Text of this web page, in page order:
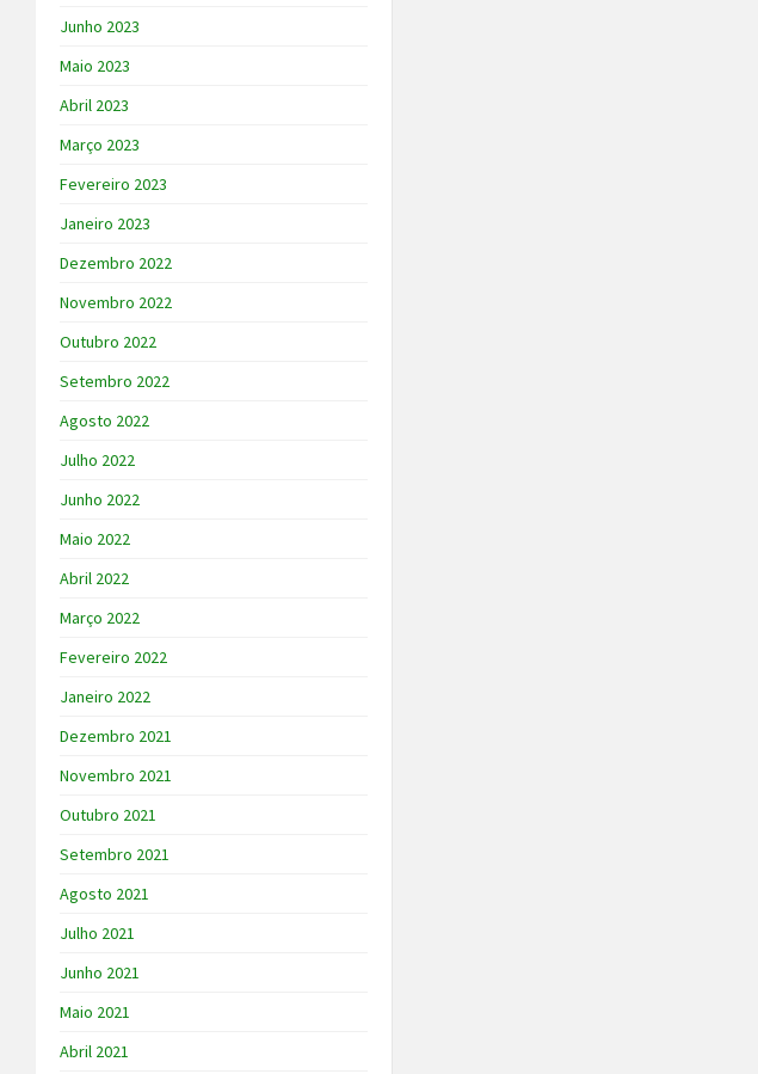
Junho 2023
Maio 2023
Abril 2023
Março 2023
Fevereiro 2023
Janeiro 2023
Dezembro 2022
Novembro 2022
Outubro 2022
Setembro 2022
Agosto 2022
Julho 2022
Junho 2022
Maio 2022
Abril 2022
Março 2022
Fevereiro 2022
Janeiro 2022
Dezembro 2021
Novembro 2021
Outubro 2021
Setembro 2021
Agosto 2021
Julho 2021
Junho 2021
Maio 2021
Abril 2021